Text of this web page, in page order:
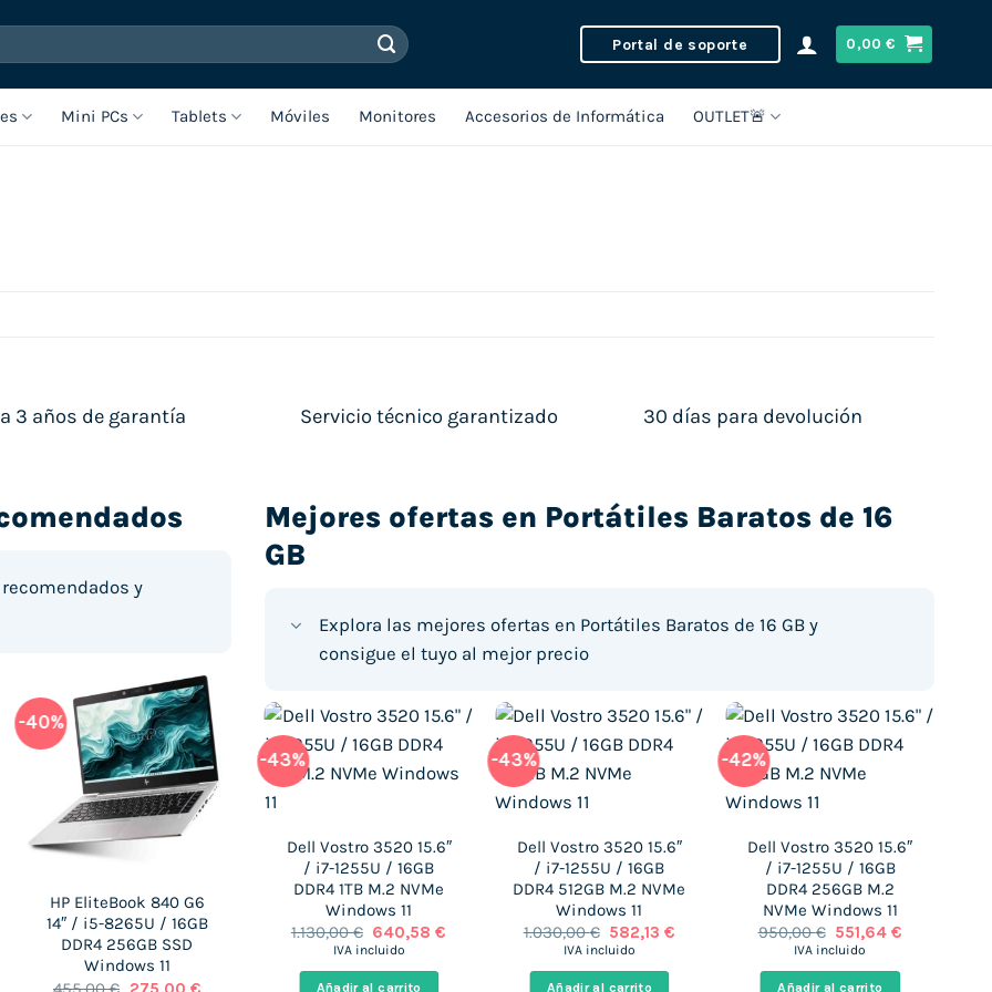
Portal de soporte 0,00€
Mini PCs Tablets Móviles Monitores Accesorios de Informática OUTLET🚨
3 años de garantía Servicio técnico garantizado 30 días para devolución
y
-40%
HP EliteBook 840 G6
14″ / i5-8265U / 16GB
DDR4 256GB SSD
Windows 11
El
El
-65%
DDR4 512GB SSD
Windows 11
899,00€ El
precio
original
era:
899,00 €.
318,00€El
actual
es:
IVA incluido
Añadir al carrito
Mejores ofertas en Portátiles Baratos de 16
GB
Explora las mejores ofertas en Portátiles Baratos de 16 GB y
consigue el tuyo al mejor precio
-43%
Dell Vostro 3520 15.6″
/ i7-1255U / 16GB
DDR4 1TB M.2 NVMe
Windows 11
1.130,00€ El
precio
era:
640,58€
IVA incluido
Añadir al carrito
-43%
Dell Vostro 3520 15.6″
/ i7-1255U / 16GB
DDR4 512GB M.2 NVMe
Windows 11
1.030,00€ El
precio
era:
582,13€
IVA incluido
Añadir al carrito
-42%
Dell Vostro 3520 15.6″
/ i7-1255U / 16GB
DDR4 256GB M.2
NVMe Windows 11
950,00€ El
precio
era:
551,64€
IVA incluido
Añadir al carrito
Lenovo ThinkPad L13
M.2 NVMe Windows 10
1.159,00€ El
precio
original
era:
574,92€
IVA incluido
Añadir al carrito